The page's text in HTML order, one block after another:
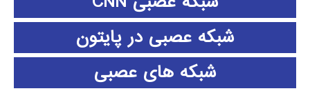
شبکه عصبی در پایتون
شبکه های عصبی